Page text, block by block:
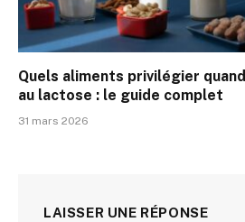
Quels aliments privilégier
au lactose : le guide complet
31 mars 2026
LAISSER UNE RÉPONSE